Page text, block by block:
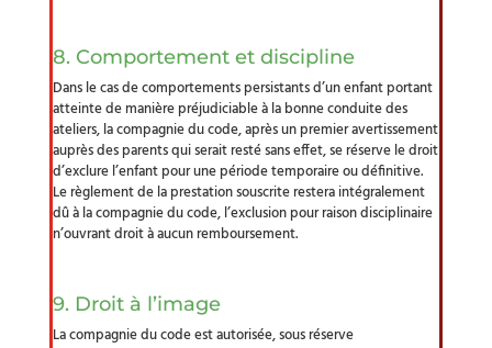
8. Comportement et discipline
Dans le cas de comportements persistants d’un enfant portant
atteinte de manière préjudiciable à la bonne conduite des
ateliers, la compagnie du code, après un premier avertissement
auprès des parents qui serait resté sans effet, se réserve le droit
d’exclure l’enfant pour une période temporaire ou définitive.
Le règlement de la prestation souscrite restera intégralement
dû à la compagnie du code, l’exclusion pour raison disciplinaire
n’ouvrant droit à aucun remboursement.
9. Droit à l’image
La compagnie du code est autorisée, sous réserve